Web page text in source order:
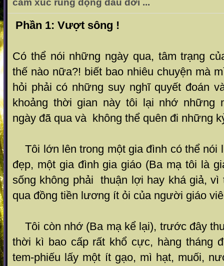
cảm xúc rung động đầu đời ...
Phần 1: Vượt sông !
Có thể nói những ngày qua, tâm trạng
thế nào nữa?! biết bao nhiêu chuyện mà
hỏi phải có những suy nghĩ quyết đoán
khoảng thời gian này tôi lại nhớ những
ngày đã qua và không thể quên đi những
Tôi lớn lên trong một gia đình có thể nói
đẹp, một gia đình gia giáo (Ba mạ tôi là
sống không phải thuận lợi hay khá giả, vì
qua đồng tiền lương ít ỏi của người giáo
Tôi còn nhớ (Ba mạ kể lại), trước đây
thời kì bao cấp rất khổ cực, hàng tháng
tem-phiếu lấy một ít gạo, mì hạt, muối,